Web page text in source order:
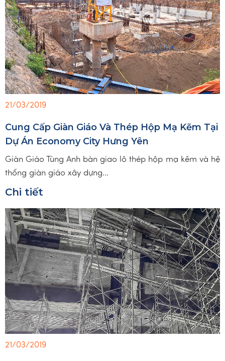
21/03/2019
Cung Cấp Giàn Giáo Và Thép Hộp Mạ Kẽm Tại
Dự Án Economy City Hưng Yên
Giàn Giáo Tùng Anh bàn giao lô thép hộp mạ kẽm và hệ
thống giàn giáo xây dựng...
Chi tiết
21/03/2019